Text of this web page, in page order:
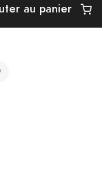
au panier